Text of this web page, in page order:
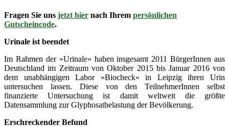
Fragen Sie uns jetzt hier nach Ihrem persönlichen
Gutscheincode.
Urinale ist beendet
Im Rahmen der »Urinale« haben insgesamt 2011 BürgerInnen aus
Deutschland im Zeitraum von Oktober 2015 bis Januar 2016 von
dem unabhängigen Labor »Biocheck« in Leipzig ihren Urin
untersuchen lassen. Diese von den TeilnehmerInnen selbst
finanzierte Untersuchung ist damit weltweit die größte
Datensammlung zur Glyphosatbelastung der Bevölkerung.
Erschreckender Befund